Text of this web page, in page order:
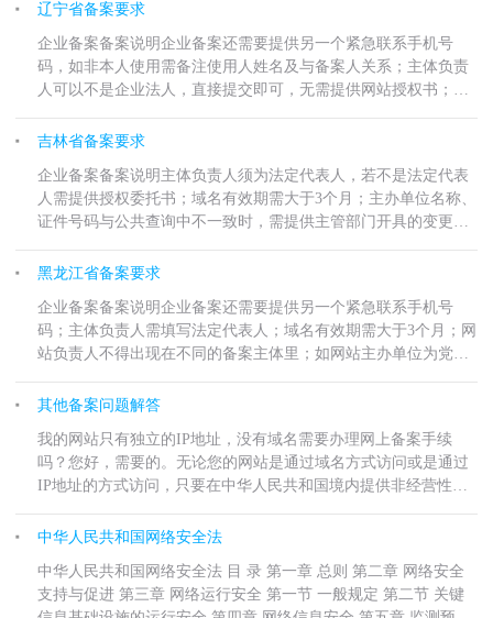
辽宁省备案要求
企业备案备案说明企业备案还需要提供另一个紧急联系手机号
码，如非本人使用需备注使用人姓名及与备案人关系；主体负责
人可以不是企业法人，直接提交即可，无需提供网站授权书；个
办单位名称、证件号码需与原备案信息一致，若不一致需先到原
吉林省备案要求
企业备案备案说明主体负责人须为法定代表人，若不是法定代表
人需提供授权委托书；域名有效期需大于3个月；主办单位名称、
证件号码与公共查询中不一致时，需提供主管部门开具的变更证
址、负责人信息符合当前管局规则即可，接入成功后进行变更；
黑龙江省备案要求
企业备案备案说明企业备案还需要提供另一个紧急联系手机号
码；主体负责人需填写法定代表人；域名有效期需大于3个月；网
站负责人不得出现在不同的备案主体里；如网站主办单位为党政
网站域名业务审核表》或《党政机关网站开
其他备案问题解答
我的网站只有独立的IP地址，没有域名需要办理网上备案手续
吗？您好，需要的。无论您的网站是通过域名方式访问或是通过
IP地址的方式访问，只要在中华人民共和国境内提供非经营性互
否备案呢？您好，不可以备案，域名证书与备案人必须一致。
中华人民共和国网络安全法
中华人民共和国网络安全法 目 录 第一章 总则 第二章 网络安全
支持与促进 第三章 网络运行安全 第一节 一般规定 第二节 关键